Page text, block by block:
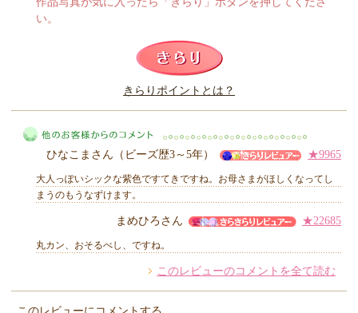
このレビューは参考になりましたか？
い。
きらりポイントとは？
他のお客様からのコメント
ひなこまさん（ビーズ歴3～5年） ★9965
大人っぽいシックな紫色ですてきですね。お母さまがほしくなってし
まうのもうなずけます。
まめひろさん ★22685
丸カン、おそるべし、ですね。
このレビューのコメントを全て読む